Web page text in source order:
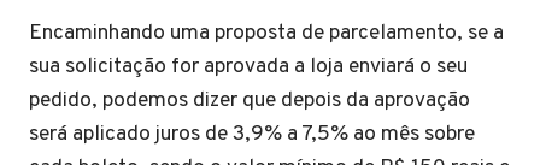
Encaminhando uma proposta de parcelamento, se a
sua solicitação for aprovada a loja enviará o seu
pedido, podemos dizer que depois da aprovação
será aplicado juros de 3,9% a 7,5% ao mês sobre